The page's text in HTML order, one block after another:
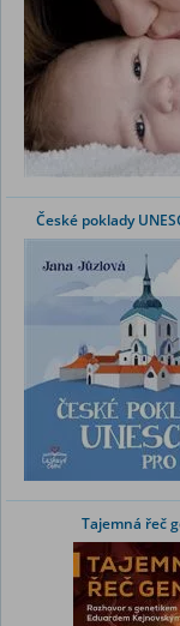
České poklady
Tajemná řeč